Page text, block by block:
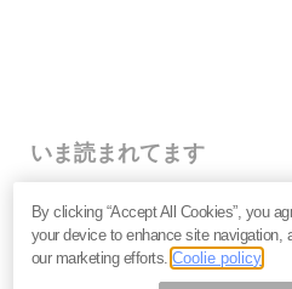
いま読まれてます
押し目買い・戻り売り・ブレイ
フレーム分析の超基本的解説
人気インジケーター徹底比較【
表示を見比べてみた！
By clicking “Accept All Cookies”, you
your device to enhance site navigation,
our marketing efforts.Coolie policy